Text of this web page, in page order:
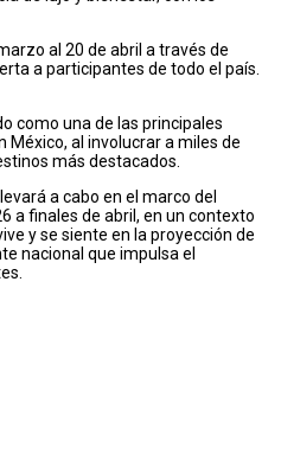
al 20 de abril a través de
a participantes de todo el país.
como una de las principales
al involucrar a miles de
más destacados.
a cabo en el marco del
a finales de abril, en un contexto
y se siente en la proyección de
nacional que impulsa el